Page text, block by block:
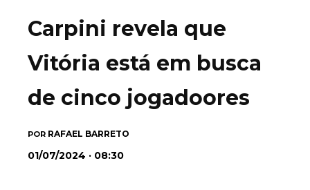
Carpini revela que
Vitória está em busca
de cinco jogadoores
POR RAFAEL BARRETO
01/07/2024 · 08:30